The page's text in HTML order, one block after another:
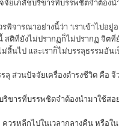
จัยเภสัชบริขารที่บรรพชิตจำต้องน
จารณาอย่างนี้ว่า ‘เราเข้าไปอยู่
สติที่ยังไม่ปรากฏก็ไม่ปรากฏ จิต
สิ้นไป และเราก็ไม่บรรลุธรรมอัน
ลุ ส่วนปัจจัยเครื่องดำรงชีวิต คือ
ขารที่บรรพชิตจำต้องนำมาใช้สอ
รหลีกไปในเวลากลางคืน หรือใน